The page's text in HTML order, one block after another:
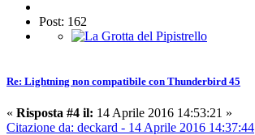
Post: 162
Re: Lightning non compatibile con Thunderbird 45
« Risposta #4 il: 14 Aprile 2016 14:53:21 »
Citazione da: deckard - 14 Aprile 2016 14:37:44